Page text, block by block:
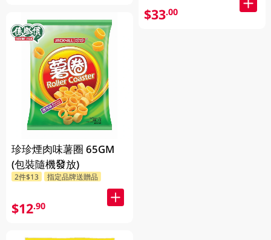
珍珍煙肉味薯圈 65GM
(包裝隨機發放)
2件$13 指定品牌送贈品
$12.90
$33.00